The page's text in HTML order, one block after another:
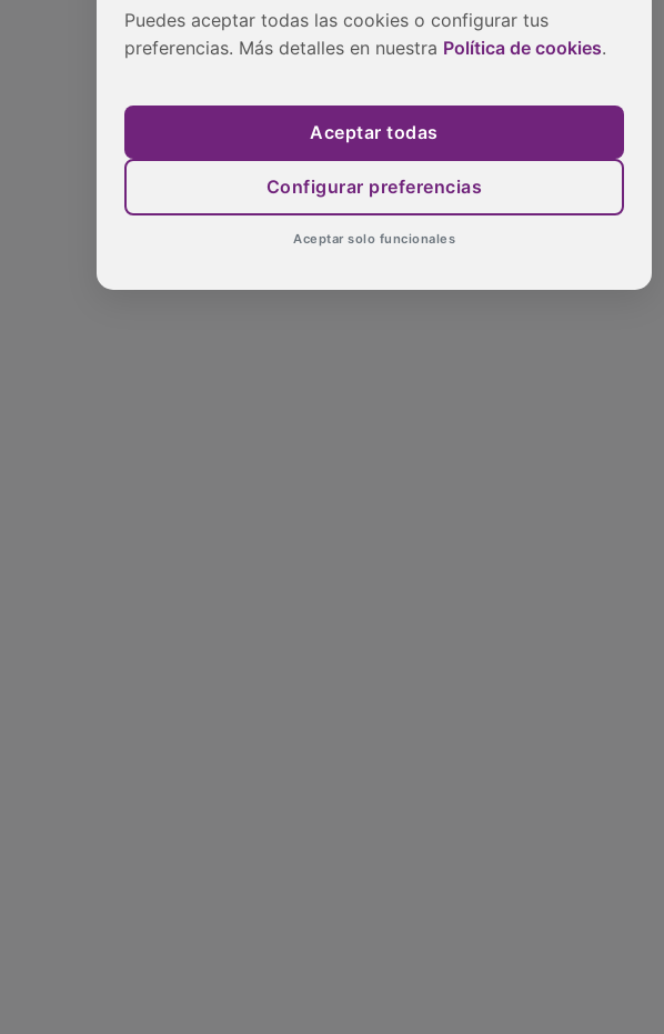
Puedes aceptar todas las cookies o configurar tus
preferencias. Más detalles en nuestra Política de cookies.
Aceptar todas
Configurar preferencias
Aceptar solo funcionales